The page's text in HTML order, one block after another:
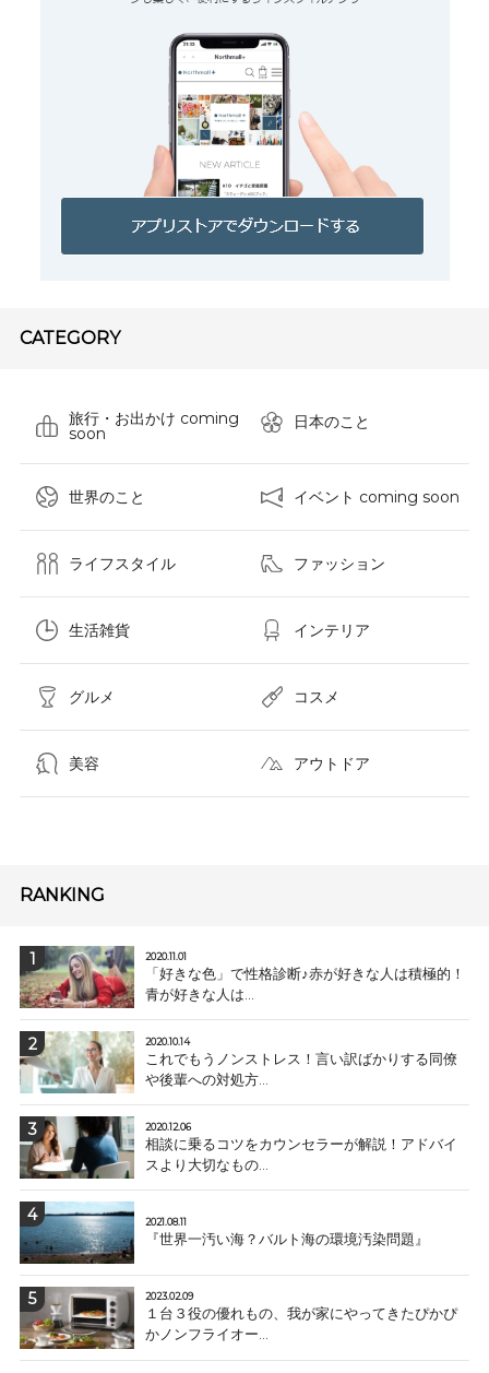
CATEGORY
旅行・お出かけ coming
soon
日本のこと
世界のこと イベント coming soon
ライフスタイル ファッション
生活雑貨 インテリア
グルメ コスメ​
美容 アウトドア
RANKING
2020.11.01
「好きな色」で性格診断♪赤が好きな人は積極的！
青が好きな人は...
2020.10.14
これでもうノンストレス！言い訳ばかりする同僚
や後輩への対処方...
2020.12.06
相談に乗るコツをカウンセラーが解説！アドバイ
スより大切なもの...
2021.08.11
『世界一汚い海？バルト海の環境汚染問題』
2023.02.09
１台３役の優れもの、我が家にやってきたぴかぴ
かノンフライオー...